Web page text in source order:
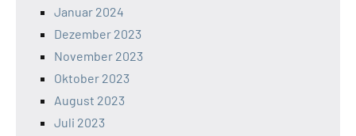
Januar 2024
Dezember 2023
November 2023
Oktober 2023
August 2023
Juli 2023